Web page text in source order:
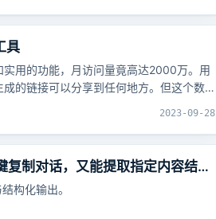
具
用的功能，月访问量竟高达2000万。用
的链接可以分享到任何地方。但这个数
2023-09-28
制对话，又能提取指定内容结构
构化输出。